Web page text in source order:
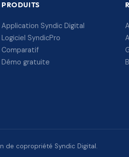
PRODUITS
Application Syndic Digital
Logiciel SyndicPro
Comparatif
Démo gratuite
de copropriété Syndic Digital.